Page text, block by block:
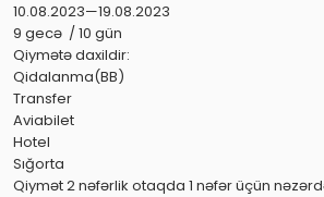
10.08.2023—19.08.2023
9 gecə / 10 gün
Qiymətə daxildir:
Qidalanma(BB)
Transfer
Aviabilet
Hotel
Sığorta
Qiymət 2 nəfərlik otaqda 1 nəfər üçün